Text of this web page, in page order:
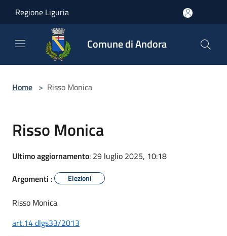
Regione Liguria
Comune di Andora
Home > Risso Monica
Risso Monica
Ultimo aggiornamento: 29 luglio 2025, 10:18
Argomenti : Elezioni
Risso Monica
art.14 dlgs33/2013